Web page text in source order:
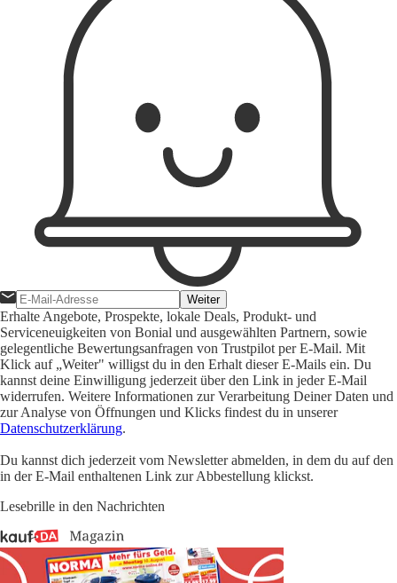
Weiter
Erhalte Angebote, Prospekte, lokale Deals, Produkt- und
Serviceneuigkeiten von Bonial und ausgewählten Partnern, sowie
gelegentliche Bewertungsanfragen von Trustpilot per E-Mail. Mit
Klick auf „Weiter" willigst du in den Erhalt dieser E-Mails ein. Du
kannst deine Einwilligung jederzeit über den Link in jeder E-Mail
widerrufen. Weitere Informationen zur Verarbeitung Deiner Daten und
zur Analyse von Öffnungen und Klicks findest du in unserer
Datenschutzerklärung.
Du kannst dich jederzeit vom Newsletter abmelden, in dem du auf den
in der E-Mail enthaltenen Link zur Abbestellung klickst.
Lesebrille in den Nachrichten